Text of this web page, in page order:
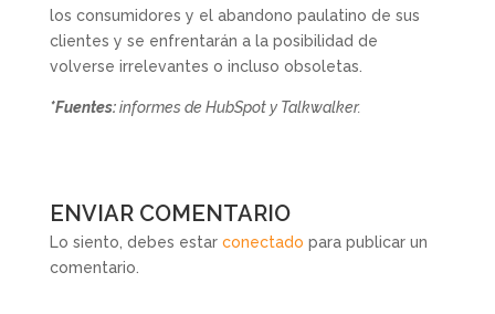
los consumidores y el abandono paulatino de sus
clientes y se enfrentarán a la posibilidad de
volverse irrelevantes o incluso obsoletas.
*Fuentes:informes de HubSpot y Talkwalker.
ENVIAR COMENTARIO
Lo siento, debes estar conectado para publicar un
comentario.